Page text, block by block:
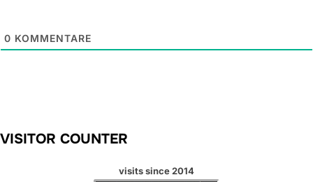
0 KOMMENTARE
VISITOR COUNTER
visits since 2014